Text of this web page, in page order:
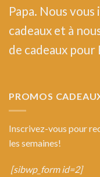
Papa. Nous
cadeaux et à
de cadeaux
PROMOS
Inscrivez-vous pour
les semaines!
[sibwp_form id=2]